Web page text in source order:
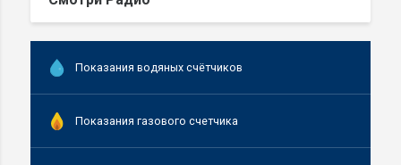
Показания водяных счётчиков
Показания газового счетчика